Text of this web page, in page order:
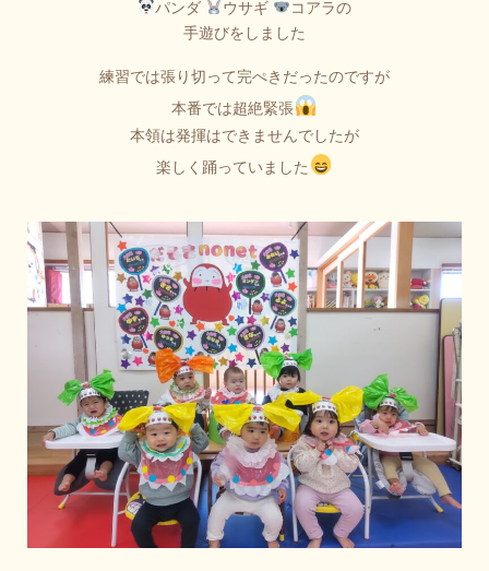
パンダ
ウサギ
コアラの
手遊びをしました
練習では張り切って完ぺきだったのですが
本番では超絶緊張
本領は発揮はできませんでしたが
楽しく踊っていました